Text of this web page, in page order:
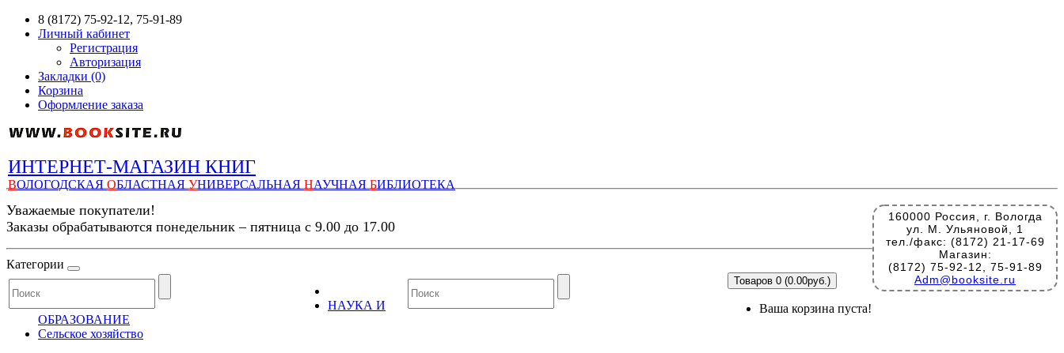
8 (8172) 75-92-12, 75-91-89
Личный кабинет
Регистрация
Авторизация
Закладки (0)
Корзина
Оформление заказа
ИНТЕРНЕТ-МАГАЗИН КНИГ
ВОЛОГОДСКАЯ ОБЛАСТНАЯ УНИВЕРСАЛЬНАЯ НАУЧНАЯ БИБЛИОТЕКА
160000 Россия, г. Вологда
ул. М. Ульяновой, 1
тел./факс: (8172) 21-17-69
Магазин:
(8172) 75-92-12, 75-91-89
Adm@booksite.ru
Уважаемые покупатели!
Заказы обрабатываются понедельник – пятница с 9.00 до 17.00
Категории
Товаров 0 (0.00руб.)
Ваша корзина пуста!
НАУКА И
ОБРАЗОВАНИЕ
Сельское хозяйство